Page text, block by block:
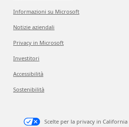
Informazioni su Microsoft
Notizie aziendali
Privacy in Microsoft
Investitori
Accessibilità
Sostenibilità
Scelte per la privacy in California